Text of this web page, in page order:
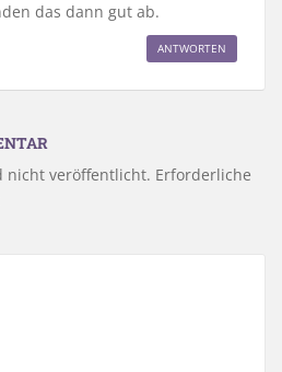
das dann gut ab.
ANTWORTEN
nicht veröffentlicht. Erforderliche